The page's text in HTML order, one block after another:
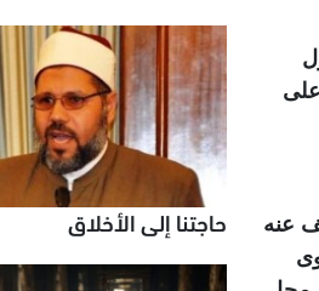
عنه
حاجتنا إلى الأخلاق